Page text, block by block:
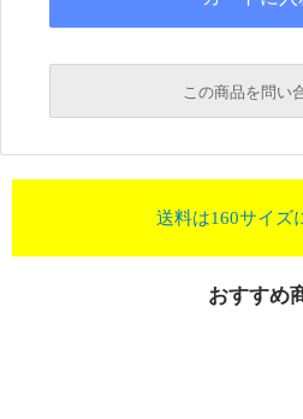
この商品を問い
送料は160サイズ
おすすめ